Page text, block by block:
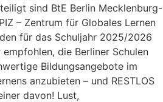
sind BtE Berlin Mecklenburg-
– Zentrum für Globales Lernen
für das Schuljahr 2025/2026
die Berliner Schulen
Bildungsangebote im
anzubieten – und RESTLOS
davon! Lust,